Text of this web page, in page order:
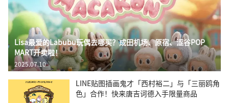
Lisa最爱的Labubu玩偶去哪买？成田机场、原宿、涩谷POP
MART开卖啦！
2025.07.10
LINE贴图插画鬼才「西村裕二」与「三丽鸥角
色」合作！快来唐吉诃德入手限量商品